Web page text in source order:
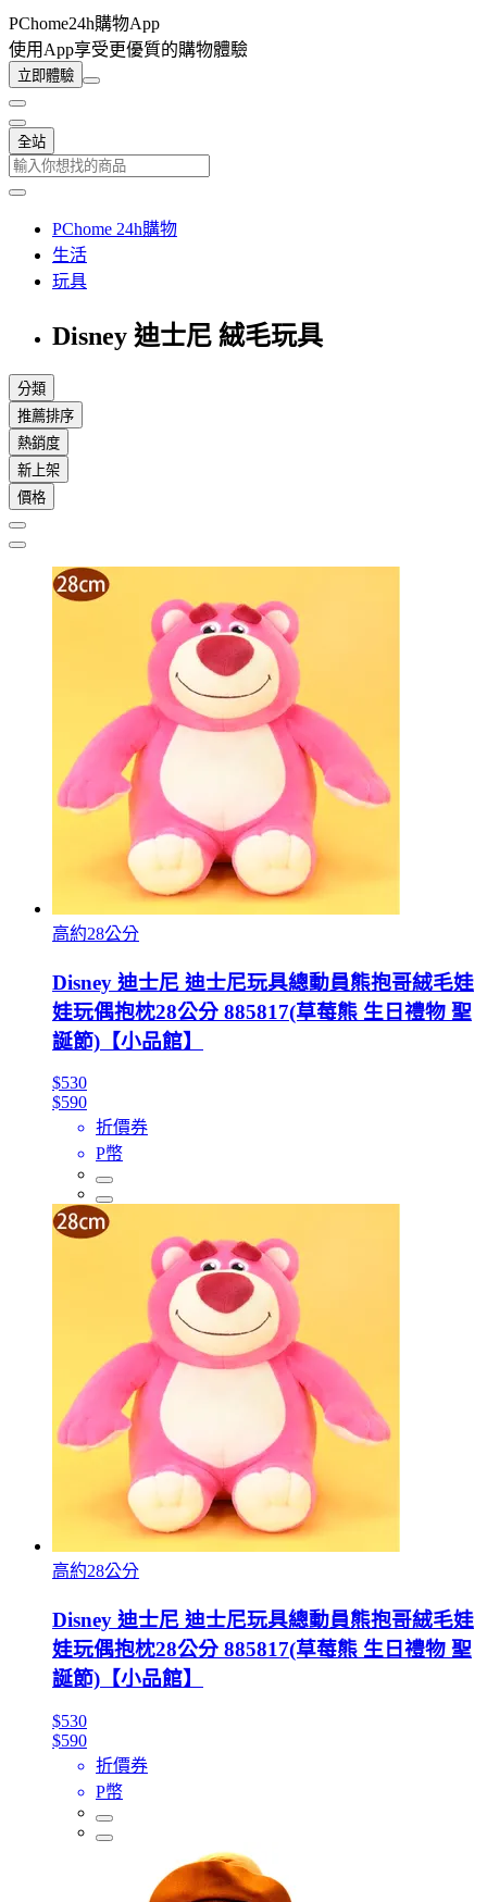
PChome24h購物App
使用App享受更優質的購物體驗
立即體驗
全站
PChome 24h購物
生活
玩具
Disney 迪士尼 絨毛玩具
分類
推薦排序
熱銷度
新上架
價格
高約28公分
Disney 迪士尼 迪士尼玩具總動員熊抱哥絨毛娃
娃玩偶抱枕28公分 885817(草莓熊 生日禮物 聖
誕節)【小品館】
$530
$590
折價券
P幣
高約28公分
Disney 迪士尼 迪士尼玩具總動員熊抱哥絨毛娃
娃玩偶抱枕28公分 885817(草莓熊 生日禮物 聖
誕節)【小品館】
$530
$590
折價券
P幣